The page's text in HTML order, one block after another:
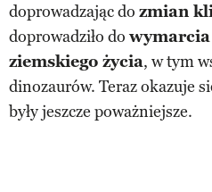
doprowadzając do zmian
doprowadziło do wymarcia
ziemskiego życia, w tym
dinozaurów. Teraz okazuje
były jeszcze poważniejsze.